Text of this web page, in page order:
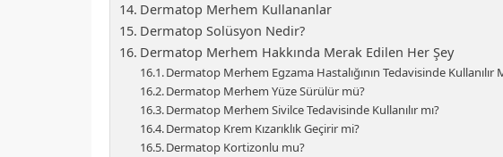
Dermatop Merhem Kullananlar
Dermatop Solüsyon Nedir?
Dermatop Merhem Hakkında Merak Edilen Her Şey
Dermatop Merhem Egzama Hastalığının Tedavisinde Kullanılır
Dermatop Merhem Yüze Sürülür mü?
Dermatop Merhem Sivilce Tedavisinde Kullanılır mı?
Dermatop Krem Kızarıklık Geçirir mi?
Dermatop Kortizonlu mu?